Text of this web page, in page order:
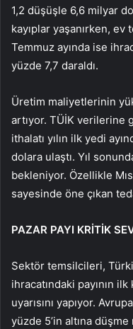
1,2 düşüşle 6,6 milyar
kayıplar yaşanırken,
Temmuz ayında ise
yüzde 7,7 daraldı.
Üretim maliyetlerinin
artıyor. TÜİK verilerine
ithalatı yılın ilk yedi
dolara ulaştı. Yıl
bekleniyor. Özellikle
sayesinde öne çıkan
PAZAR PAYI KRİTİK
Sektör temsilcileri,
ihracatındaki payının
uyarısını yapıyor.
yüzde 5’in altına